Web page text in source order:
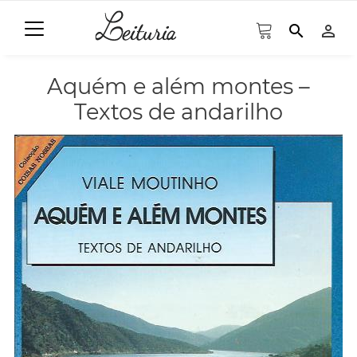
search person_outline
Aquém e além montes –
Textos de andarilho